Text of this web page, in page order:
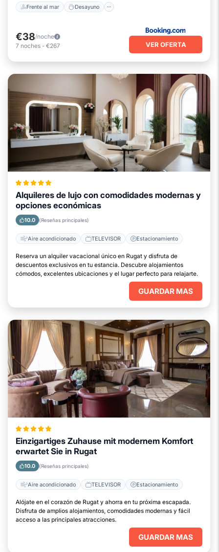
Frente al mar Desayuno
€38/noche
7 noches - €267 VER OFERTA
Alquileres de lujo con comodidades modernas y
opciones económicas
10.0 (Reseñas principales)
Aire acondicionado TELEVISOR Estacionamiento
Reserva un alquiler vacacional único en Rugat y disfruta de
descuentos exclusivos en tu estancia. Descubre alojamientos
cómodos, excelentes ubicaciones y el lugar perfecto para relajarte.
GUARDAR MAS
Einzigartiges Zuhause mit modernem Komfort
erwartet Sie in Rugat
10.0 (Reseñas principales)
Aire acondicionado TELEVISOR Estacionamiento
Alójate en el corazón de Rugat y ahorra en tu próxima escapada.
Disfruta de amplios alojamientos, comodidades modernas y fácil
acceso a las principales atracciones.
GUARDAR MAS